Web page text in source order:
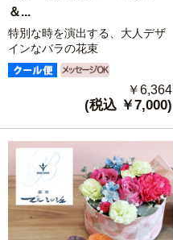
＆...
特別な時を演出する、大人デザ
インなバラの花束
￥6,364
(税込 ￥7,000)